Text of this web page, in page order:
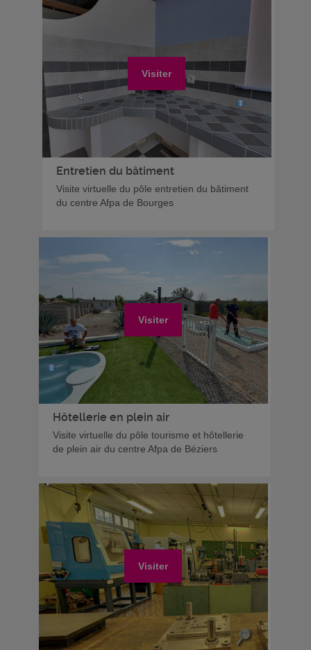
Visiter
Entretien du bâtiment
Visite virtuelle du pôle entretien du bâtiment
du centre Afpa de Bourges
Visiter
Hôtellerie en plein air
Visite virtuelle du pôle tourisme et hôtellerie
de plein air du centre Afpa de Béziers
Visiter